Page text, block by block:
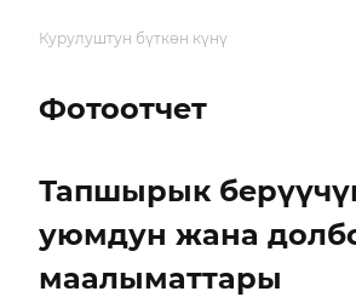
Курулуштун бүткөн күнү
Фотоотчет
Тапшырык
уюмдун жана
маалыматтары